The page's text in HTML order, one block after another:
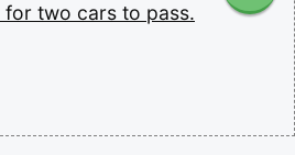
for two cars to pass.